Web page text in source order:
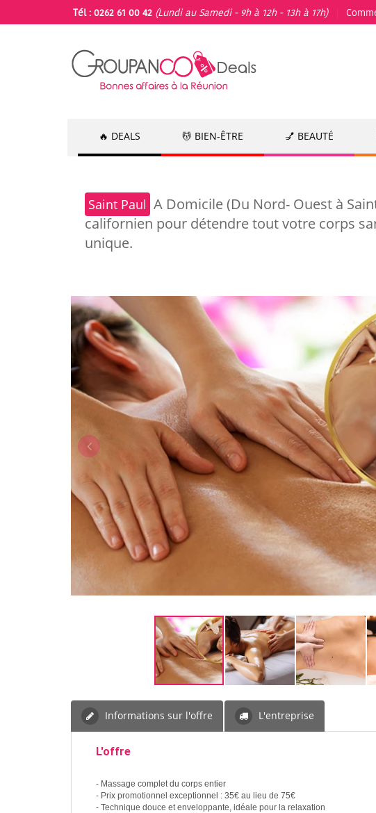
Tél : 0262 61 00 42 (Lundi au Samedi - 9h à 12h - 13h à 17h)
🔥 DEALS 💆 BIEN-ÊTRE 💅 BEAUTÉ
Saint Paul A Domicile (Du Nord- Ouest à
californien pour détendre tout votre corps
unique.
Informations sur l'offre L'entreprise
L'offre
- Massage complet du corps entier
- Prix promotionnel exceptionnel : 35€ au lieu de 75€
- Technique douce et enveloppante, idéale pour la relaxation